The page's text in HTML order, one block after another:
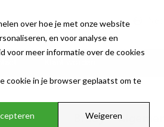
over hoe je met onze website
en voor analyse en
voor meer informatie over de cookies
cookie in je browser geplaatst om te
Weigeren
Brady -